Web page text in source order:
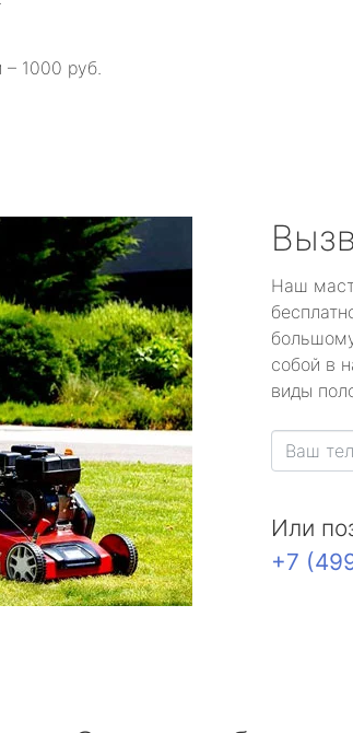
– 1000 руб.
Наш
собой в
виды
Или
+7